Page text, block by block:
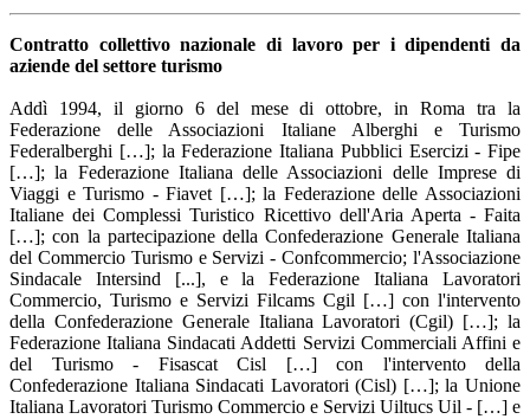
Contratto collettivo nazionale di lavoro per i dipendenti da
aziende del settore turismo
Addì 1994, il giorno 6 del mese di ottobre, in Roma tra la
Federazione delle Associazioni Italiane Alberghi e Turismo
Federalberghi […]; la Federazione Italiana Pubblici Esercizi - Fipe
[…]; la Federazione Italiana delle Associazioni delle Imprese di
Viaggi e Turismo - Fiavet […]; la Federazione delle Associazioni
Italiane dei Complessi Turistico Ricettivo dell'Aria Aperta - Faita
[…]; con la partecipazione della Confederazione Generale Italiana
del Commercio Turismo e Servizi - Confcommercio; l'Associazione
Sindacale Intersind [...], e la Federazione Italiana Lavoratori
Commercio, Turismo e Servizi Filcams Cgil […] con l'intervento
della Confederazione Generale Italiana Lavoratori (Cgil) […]; la
Federazione Italiana Sindacati Addetti Servizi Commerciali Affini e
del Turismo - Fisascat Cisl […] con l'intervento della
Confederazione Italiana Sindacati Lavoratori (Cisl) […]; la Unione
Italiana Lavoratori Turismo Commercio e Servizi Uiltucs Uil - […] e